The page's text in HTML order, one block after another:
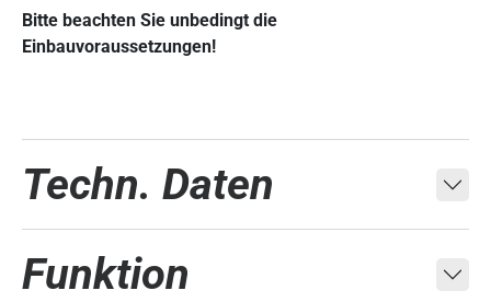
Bitte beachten Sie unbedingt die
Einbauvoraussetzungen!
Techn. Daten
Funktion